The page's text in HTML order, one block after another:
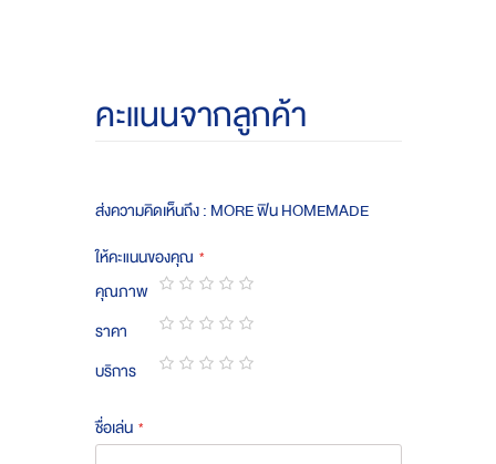
คะแนนจากลูกค้า
ส่งความคิดเห็นถึง : MORE ฟิน HOMEMADE
ให้คะแนนของคุณ
คุณภาพ
1
star
2
stars
3
stars
4
stars
5
stars
ราคา
1
star
2
stars
3
stars
4
stars
5
stars
บริการ
ชื่อเล่น